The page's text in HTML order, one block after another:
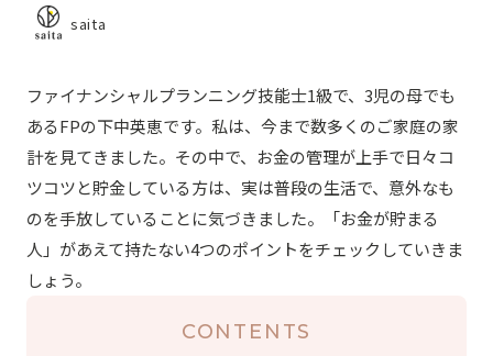
saita
ファイナンシャルプランニング技能士1級で、3児の母でも
あるFPの下中英恵です。私は、今まで数多くのご家庭の家
計を見てきました。その中で、お金の管理が上手で日々コ
ツコツと貯金している方は、実は普段の生活で、意外なも
のを手放していることに気づきました。「お金が貯まる
人」があえて持たない4つのポイントをチェックしていきま
しょう。
CONTENTS